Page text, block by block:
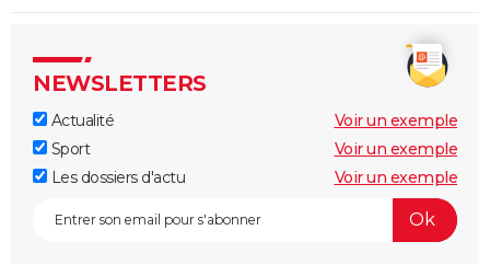
NEWSLETTERS
Actualité
Voir un exemple
Sport
Voir un exemple
Les dossiers d'actu
Voir un exemple